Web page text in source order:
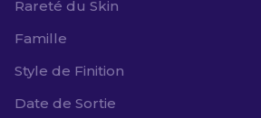
Rareté du Skin
Famille
Style de Finition
Date de Sortie